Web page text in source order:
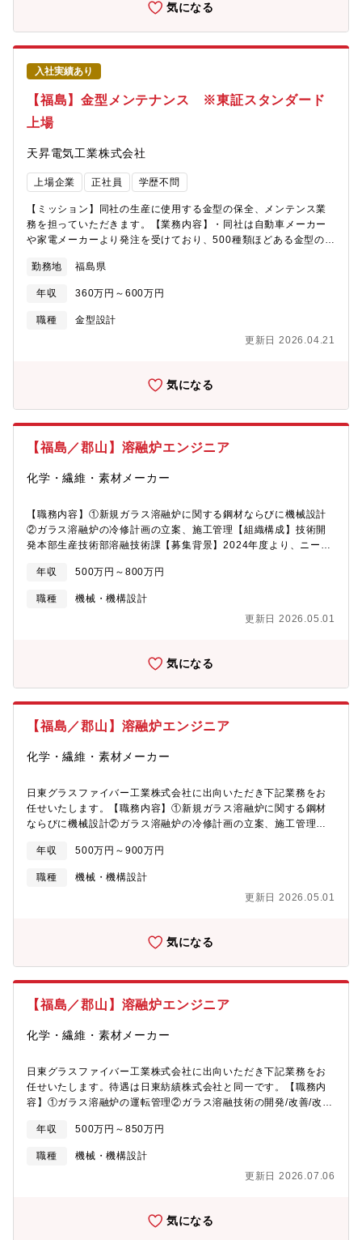
気になる
入社実績あり
【福島】金型メンテナンス ※東証スタンダード
上場
天昇電気工業株式会社
上場企業 正社員 学歴不問
【ミッション】同社の生産に使用する金型の保全、メンテンス業
務を担っていただきます。【業務内容】・同社は自動車メーカー
や家電メーカーより発注を受けており、500種類ほどある金型の管
画がなされております。金型を分解し、割れなどの状態を確認
し、必要に応じて修理を行います。また、不良品が出た場合の部
品購買も担当いたします。【配属組織】技術部は約50名の組織
で、平均年齢35才です。【事業内容】同社は、プラスチックの成
ック金型の設計製作を行っています。プラスチックは木材などの
現代社会には欠かすことのできない役割を担っています。同社は
1940年、プラスチック産業の黎明期にスタートした草分け的存在
で、日本を代表する成形加工総合メーカーを目指して着実な歩み
を続け、現在では日本に5つ、海外に3つの生産拠点を有していま
す。今後ＥＶやＰＨＶの普及が見込まれる中で、同社のプラスチ
ック部品は更なる需要が見込まれています。また、更なる安定し
た経営基盤を築くためにも、自動車部品以外の家電・ＯＡ機器部
品や同社オリジナル製品の拡販にも力を入れています。幅広い分
の中に送り出している為、安定性が高く、着実に売上を伸ばして
ます。自動車以外にも家電・電気業界と幅広く取引を行っており
ます。過去最高益を達成しており業績拡張中です。
勤務地 福島県
年収 360万円～600万円
職種
金型設計
更新日 2026.04.21
気になる
【福島／郡山】溶融炉エンジニア
化学・繊維・素材メーカー
【職務内容】①新規ガラス溶融炉に関する鋼材ならびに機械設計
②ガラス溶融炉の冷修計画の立案、施工管理【組織構成】技術開
発本部生産技術部溶融技術課【募集背景】2024年度より、ニーズ
す。その中でも電子材料事業本部では高速通信技術の発達や生成
AIの普及に伴い、電気特性や熱特性に優れたスペシャルガラスを
中心とした当社ガラスクロスに対して高いニーズを得ておりま
す。当社ではスペシャルガラスの生産量の拡大を計画しており、
プト設計ならびに築炉計画の運営を行っていただきます。【魅
ファイバー細番手素材で世界TOPシェア★グラスファイバー事業
ター向け素材の需要が伸長中です！★待遇や福利厚生・社風も良
地について】■新幹線で都心へのアクセスも良く、地方就業者に人
https://www.nittobo.co.jp/recruiting/kiden/fukushima/index.html
■車通勤可（工場内は車もしくは自転車での移動となります。）■
転勤：当面無 ※福島県および北関東中心に転勤の可能性がござ
ラスの技術とシェアを誇ります。市場ニーズに応える、世界で最
ス)/高強度・低熱膨張(Tガラス)製品、紡糸・織工程双方を保持す
る等、多くの強みを持っています。【同社の特徴】■1923年、繊
は国内で圧倒的なシェアの接着芯地、ストレッチ素材の先駆けの
材料、多目的スタジアム等で用いる樹脂コーティング膜材、断熱
外診断用医薬品を軸とするメディカル事業、機能性ポリマーを軸
ループは、「社員の成長が会社の成長」であることを信じ、社員
に成長と自己実現の機会を提供しています。充実した福利厚生は
勿論、入社年次・昇進に応じた研修の実施、スキルUP支援を通じ
年収 500万円～800万円
職種
機械・機構設計
更新日 2026.05.01
気になる
【福島／郡山】溶融炉エンジニア
化学・繊維・素材メーカー
日東グラスファイバー工業株式会社に出向いただき下記業務をお
任せいたします。【職務内容】①新規ガラス溶融炉に関する鋼材
ならびに機械設計②ガラス溶融炉の冷修計画の立案、施工管理
【募集背景】2024年度より、ニーズ対応力及び機動力の強化を図
るべく、組織体制の改変を行います。その中でも電子材料事業本
部では高速通信技術の発達や生成AIの普及に伴い、電気特性や熱
特性に優れたスペシャルガラスを中心とした当社ガラスクロスに
討しております。本ポジションでは、新たに建設されるスペシャ
を行っていただきます。【魅力】★技術力が世界的に注目されて
ェア★グラスファイバー事業は、5Gを用いた高速大容量通信の実
★待遇や福利厚生・社風も良く社員定着率が高いのが特徴。長期
セスも良く、地方就業者に人気のエリアです。
https://www.nittobo.co.jp/recruiting/kiden/fukushima/index.html
■車通勤可（工場内は車もしくは自転車での移動となります。）■
います。【グラスファイバー事業について】同社は世界トップク
も細いヤーン(糸)の安定した品質での生産力、低誘電性(NEガラ
ス)/高強度・低熱膨張(Tガラス)製品、紡糸・織工程双方を保持す
業、メディカル事業等を手掛けています。レディース衣料業界で
年収 500万円～900万円
職種
機械・機構設計
更新日 2026.05.01
気になる
【福島／郡山】溶融炉エンジニア
化学・繊維・素材メーカー
日東グラスファイバー工業株式会社に出向いただき下記業務をお
任せいたします。待遇は日東紡績株式会社と同一です。【職務内
容】①ガラス溶融炉の運転管理②ガラス溶融技術の開発/改善/改良
実行【組織構成】技術開発本部生産技術部溶融技術課【募集背
景】2024年度より、ニーズ対応力及び機動力の強化を図るべく、
組織体制の改変を行います。その中でも電子材料事業本部では高
速通信技術の発達や生成AIの普及に伴い、電気特性や熱特性に優
拡大を計画しており、ガラス溶融炉についても増築を検討してお
年収 500万円～850万円
職種
機械・機構設計
更新日 2026.07.06
気になる